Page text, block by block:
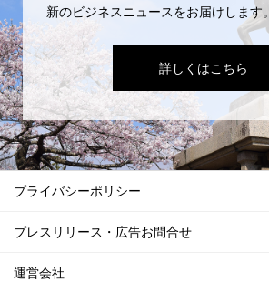
新のビジネスニュースをお届けします。
詳しくはこちら
プライバシーポリシー
プレスリリース・広告お問合せ
運営会社